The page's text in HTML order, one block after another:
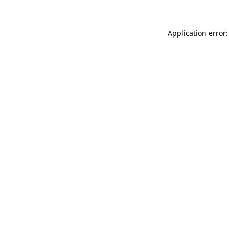
Application